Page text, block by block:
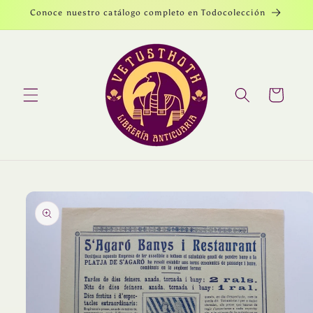
directamente
al contenido
Conoce nuestro catálogo completo en Todocolección
Carrito
directamente
información
del producto